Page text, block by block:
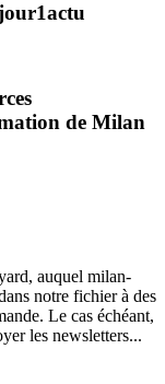
de Milan
auquel milan-
notre fichier à des
Le cas échéant,
les newsletters...